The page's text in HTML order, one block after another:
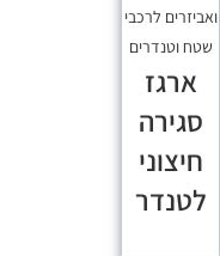
ואביזרים לרכבי
שטח וטנדרים
ארגז
סגירה
חיצוני
לטנדר